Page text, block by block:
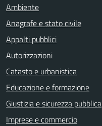
Ambiente
Anagrafe e stato civile
Appalti pubblici
Autorizzazioni
Catasto e urbanistica
Educazione e formazione
Giustizia e sicurezza pubblica
Imprese e commercio